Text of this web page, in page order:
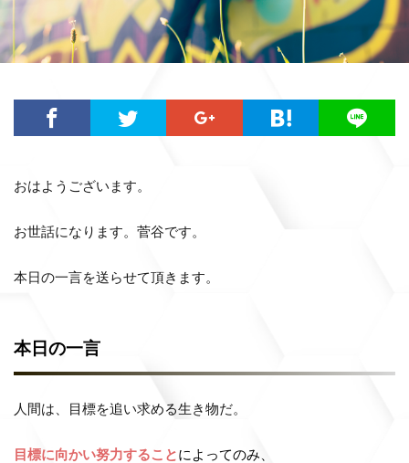
おはようございます。
お世話になります。菅谷です。
本日の一言を送らせて頂きます。
本日の一言
人間は、目標を追い求める生き物だ。
目標に向かい努力することによってのみ、